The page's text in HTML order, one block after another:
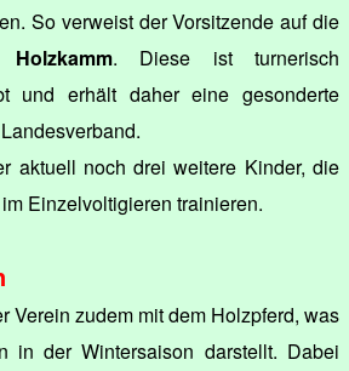
So verweist der Vorsitzende auf die
. Diese ist turnerisch
und erhält daher eine gesonderte
aktuell noch drei weitere Kinder, die
Einzelvoltigieren trainieren.
Verein zudem mit dem Holzpferd, was
in der Wintersaison darstellt. Dabei